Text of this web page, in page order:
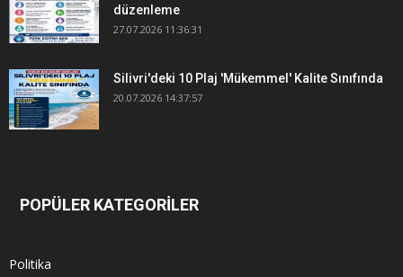
düzenleme
27.07.2026 11:36:31
Silivri'deki 10 Plaj 'Mükemmel' Kalite Sınıfında
20.07.2026 14:37:57
POPÜLER KATEGORİLER
Politika